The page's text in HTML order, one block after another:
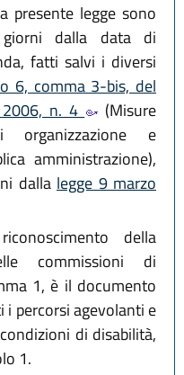
presente legge sono
dalla data di
fatti salvi i diversi
6, comma 3-bis, del
n. 4
(Misure
e
amministrazione),
dalla legge 9 marzo
della
commissioni di
1, è il documento
i percorsi agevolanti e
di disabilità,
1.